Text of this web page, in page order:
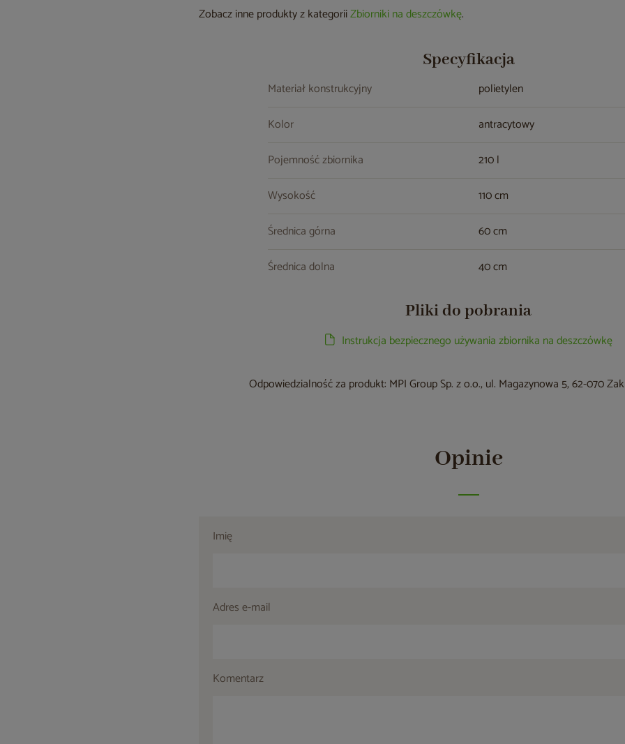
Zobacz inne produkty z kategoriiZbiorniki na deszczówkę.
Specyfikacja
Materiał konstrukcyjny
polietylen
Kolor
antracytowy
Pojemność zbiornika
210 l
Wysokość
110 cm
Średnica górna
60 cm
Średnica dolna
40 cm
Pliki do pobrania
Instrukcja bezpiecznego używania zbiornika na deszczówkę
Odpowiedzialność za produkt: MPI Group Sp. z o.o., ul. Magazynowa 5, 62-070
Opinie
Imię
Adres e-mail
Komentarz